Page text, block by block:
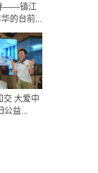
——镇江
的台前...
交 大爱中
公益...